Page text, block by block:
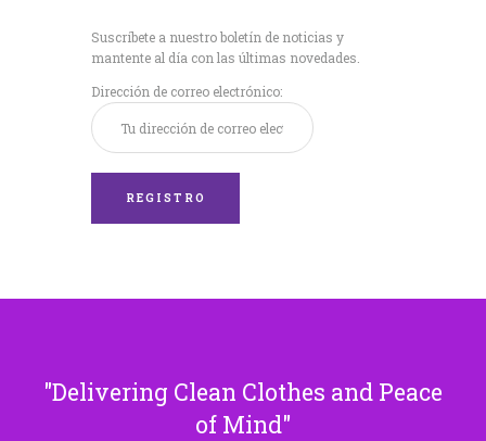
Suscríbete a nuestro boletín de noticias y
mantente al día con las últimas novedades.
Dirección de correo electrónico:
Delivering Clean Clothes and Peace
of Mind